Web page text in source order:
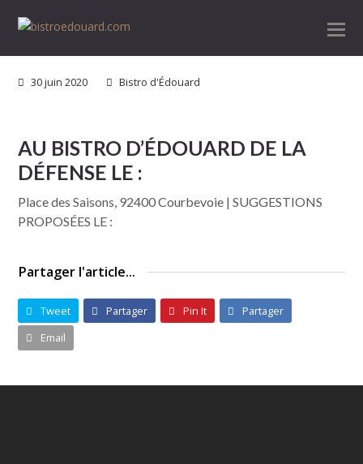
30 juin 2020 Bistro d'Édouard
AU BISTRO D’ÉDOUARD DE LA
DÉFENSE LE :
Place des Saisons, 92400 Courbevoie | SUGGESTIONS
PROPOSÉES LE :
Partager l'article...
Tweet Partager Pin It
Partager
Email